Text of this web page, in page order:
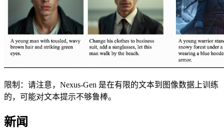
限制：请注意，Nexus-Gen 是在有限的文本到图像数据上训练
的，可能对文本提示不够鲁棒。
新闻